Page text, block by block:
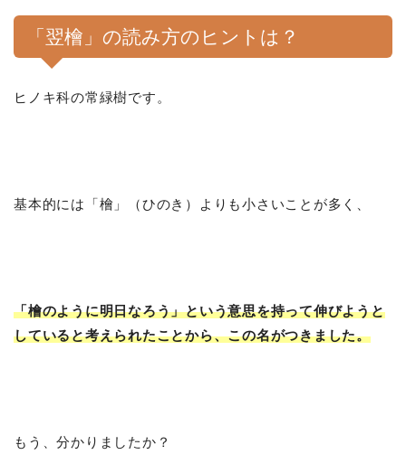
「翌檜」の読み方のヒントは？
ヒノキ科の常緑樹です。
基本的には「檜」（ひのき）よりも小さいことが多く、
「檜のように明日なろう」という意思を持って伸びようと
していると考えられたことから、この名がつきました。
もう、分かりましたか？